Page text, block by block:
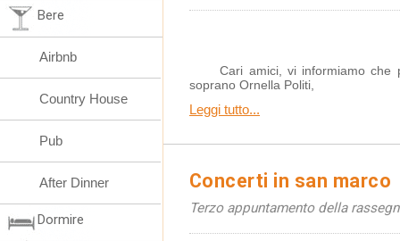
	Cari amici, vi informiamo che purtroppo per motivi di salute del
soprano Ornella Politi,
Leggi tutto...
Concerti in san marco
Terzo appuntamento della
Bere
Airbnb
Country House
Pub
After Dinner
Dormire